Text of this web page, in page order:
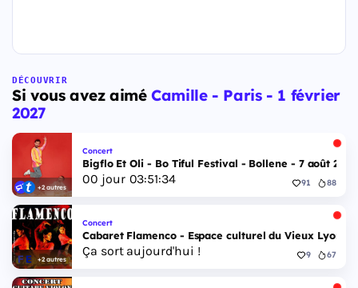
DÉCOUVRIR
Si vous avez aiméCamille - Paris - 1 février
2027
+2 autres
Concert
Bigflo Et Oli - Bo Tiful Festival - Bollene - 7 août 2026
00 jour 03:51:33 91 88
+2 autres
Concert
Cabaret Flamenco - Espace culturel du Vieux Lyon -
Ça sort aujourd'hui ! 9 67